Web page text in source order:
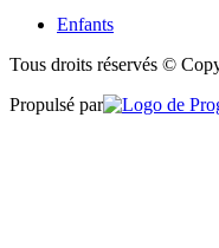
Enfants
Tous droits réservés ©
Propulsé par